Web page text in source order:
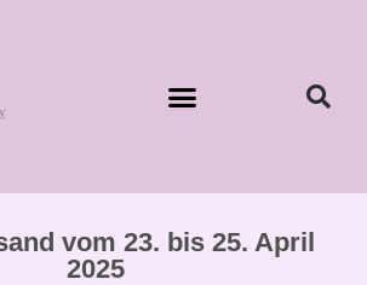
vom 23. bis 25. April
2025